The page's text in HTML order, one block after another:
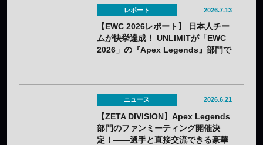
レポート 2026.7.13
【EWC 2026レポート】 日本人チー
ムが快挙達成！ UNLIMITが「EWC
2026」の『Apex Legends』部門で
ニュース 2026.6.21
【ZETA DIVISION】Apex Legends
部門のファンミーティング開催決
定！——選手と直接交流できる豪華